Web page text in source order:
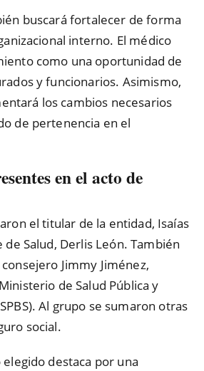
buscará fortalecer de forma
interno. El médico
como una oportunidad de
y funcionarios. Asimismo,
los cambios necesarios
de pertenencia en el
en el acto de
el titular de la entidad, Isaías
Salud, Derlis León. También
Jimmy Jiménez,
de Salud Pública y
Al grupo se sumaron otras
social.
destaca por una